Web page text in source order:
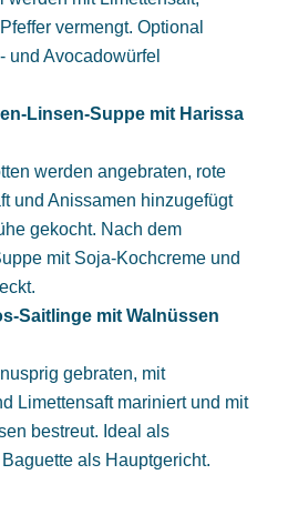
vermengt. Optional
und Avocadowürfel
Linsen-Suppe mit Harissa
werden angebraten, rote
und Anissamen hinzugefügt
gekocht. Nach dem
mit Soja-Kochcreme und
Saitlinge mit Walnüssen
gebraten, mit
Limettensaft mariniert und mit
bestreut. Ideal als
als Hauptgericht.